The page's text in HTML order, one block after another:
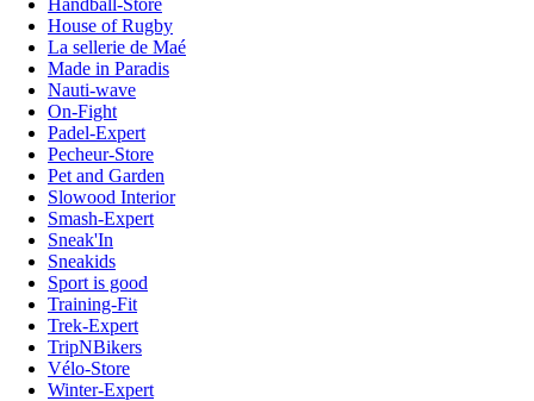
House of Rugby
La sellerie de Maé
Made in Paradis
Nauti-wave
On-Fight
Padel-Expert
Pecheur-Store
Pet and Garden
Slowood Interior
Smash-Expert
Sneak'In
Sneakids
Sport is good
Training-Fit
Trek-Expert
TripNBikers
Vélo-Store
Winter-Expert